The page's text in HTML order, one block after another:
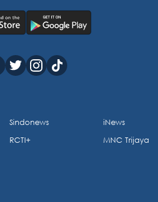
Sindonews
RCTI+
iNews
MNC Trijaya